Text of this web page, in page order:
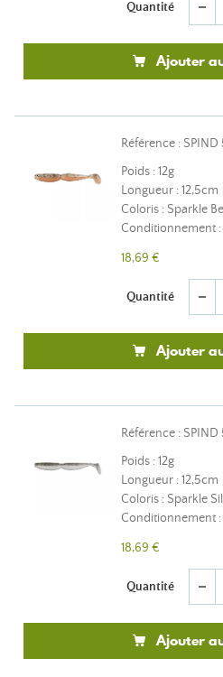
Quantité remove
Ajouter
Référence : SPIND
Poids : 12g
Longueur : 12,5cm
Coloris : Sparkle
Conditionnement :
18,69 €
Quantité remove
Ajouter
Référence : SPIND
Poids : 12g
Longueur : 12,5cm
Coloris : Sparkle
Conditionnement :
18,69 €
Quantité remove
Ajouter